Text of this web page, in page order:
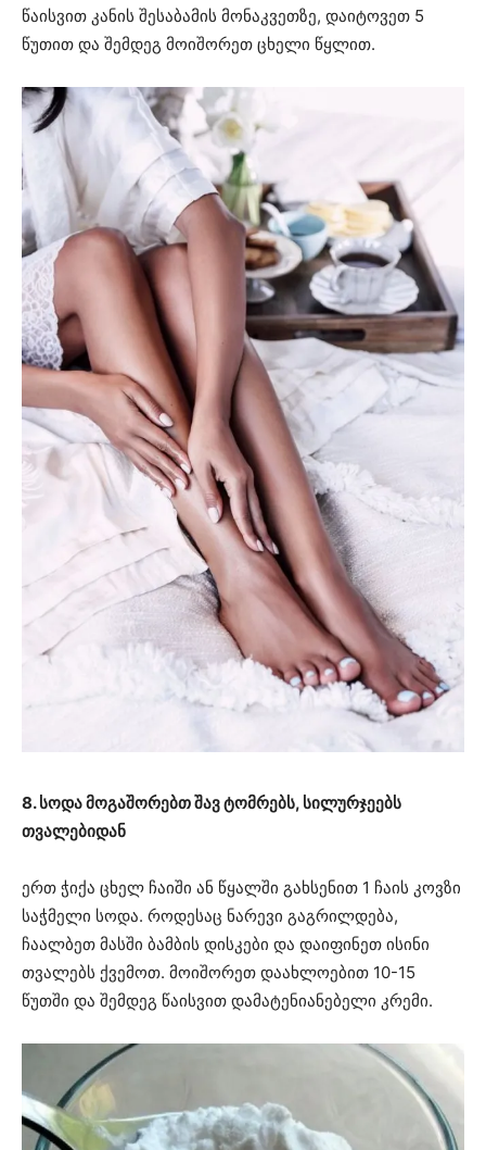
წაისვით კანის შესაბამის მონაკვეთზე, დაიტოვეთ 5
წუთით და შემდეგ მოიშორეთ ცხელი წყლით.
8. სოდა მოგაშორებთ შავ ტომრებს, სილურჯეებს
თვალებიდან
ერთ ჭიქა ცხელ ჩაიში ან წყალში გახსენით 1 ჩაის კოვზი
საჭმელი სოდა. როდესაც ნარევი გაგრილდება,
ჩაალბეთ მასში ბამბის დისკები და დაიფინეთ ისინი
თვალებს ქვემოთ. მოიშორეთ დაახლოებით 10-15
წუთში და შემდეგ წაისვით დამატენიანებელი კრემი.